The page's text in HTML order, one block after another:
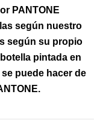
PANTONE
según nuestro
según su propio
pintada en
puede hacer de